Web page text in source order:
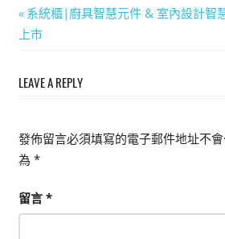
文
章
導
Previous
Post:
系統櫃|廚具智慧元件 & 室內設計智
上市
LEAVE A REPLY
發佈留言必須填寫的電子郵件地址不會
為 *
留言 *